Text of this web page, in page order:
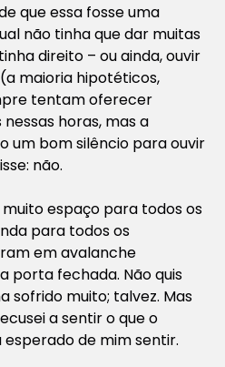
que essa fosse uma
não tinha que dar muitas
direito – ou ainda, ouvir
maioria hipotéticos,
tentam oferecer
horas, mas a
um bom silêncio para ouvir
não.
espaço para todos os
para todos os
em avalanche
porta fechada. Não quis
sofrido muito; talvez. Mas
a sentir o que o
de mim sentir.